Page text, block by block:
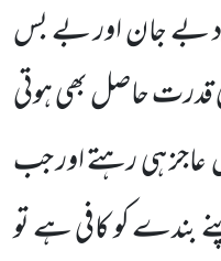
بے جان اور بے بس
قدرت حاصل بھی ہوتی
عاجز ہی رہتے اور جب
بندے کو کافی ہے تو